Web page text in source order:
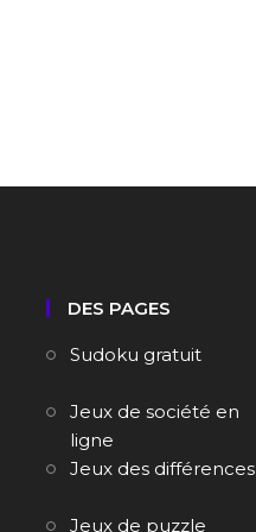
DES PAGES
Sudoku gratuit
Jeux de société en
ligne
Jeux des différences
Jeux de puzzle